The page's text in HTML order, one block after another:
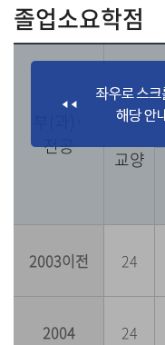
졸업소요학점
전공
교양
2003이전 24
2004 24